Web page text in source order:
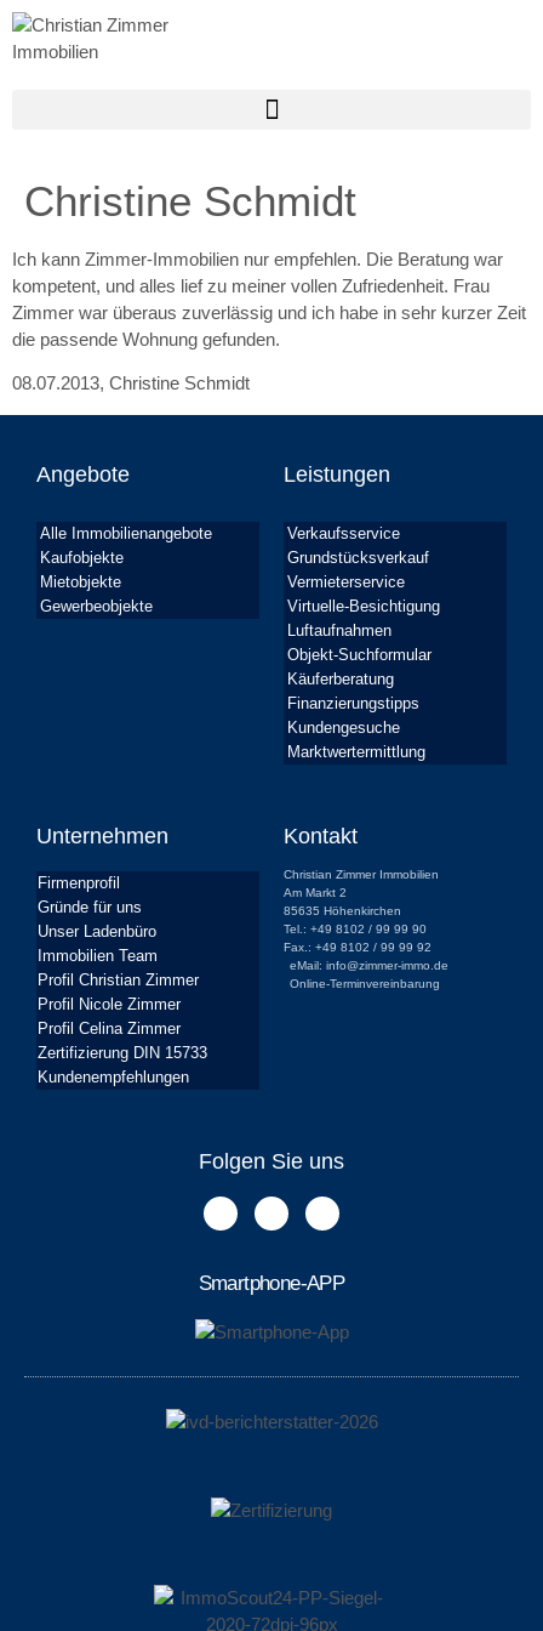
Christine Schmidt
Ich kann Zimmer-Immobilien nur empfehlen. Die Beratung war
kompetent, und alles lief zu meiner vollen Zufriedenheit. Frau
Zimmer war überaus zuverlässig und ich habe in sehr kurzer Zeit
die passende Wohnung gefunden.
08.07.2013, Christine Schmidt
Angebote
Alle Immobilienangebote
Kaufobjekte
Mietobjekte
Gewerbeobjekte
Leistungen
Verkaufsservice
Grundstücksverkauf
Vermieterservice
Virtuelle-Besichtigung
Luftaufnahmen
Objekt-Suchformular
Käuferberatung
Finanzierungstipps
Kundengesuche
Marktwertermittlung
Unternehmen
Firmenprofil
Gründe für uns
Unser Ladenbüro
Immobilien Team
Profil Christian Zimmer
Profil Nicole Zimmer
Profil Celina Zimmer
Zertifizierung DIN 15733
Kundenempfehlungen
Kontakt
Christian Zimmer Immobilien
Am Markt 2
85635 Höhenkirchen
Tel.: +49 8102 / 99 99 90
Fax.: +49 8102 / 99 99 92
eMail: info@zimmer-immo.de
Online-Terminvereinbarung
Folgen Sie uns
Smartphone-APP